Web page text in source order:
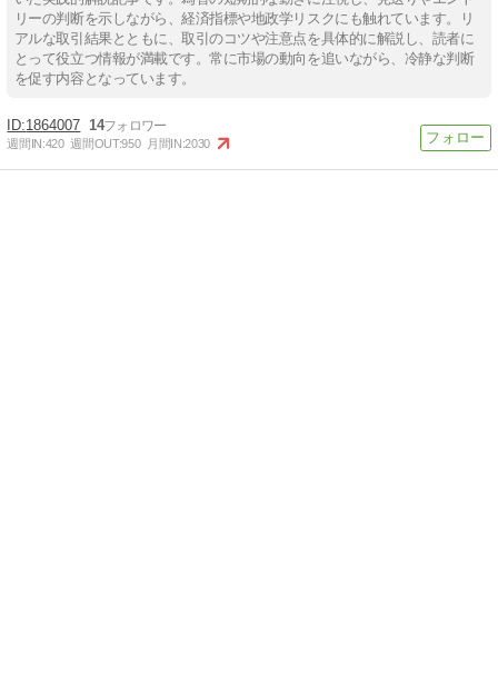
リーの判断を示しながら、経済指標や地政学リスクにも触れています。リ
アルな取引結果とともに、取引のコツや注意点を具体的に解説し、読者に
とって役立つ情報が満載です。常に市場の動向を追いながら、冷静な判断
を促す内容となっています。
1864007 14
週間IN:420 週間OUT:950 月間IN:2030